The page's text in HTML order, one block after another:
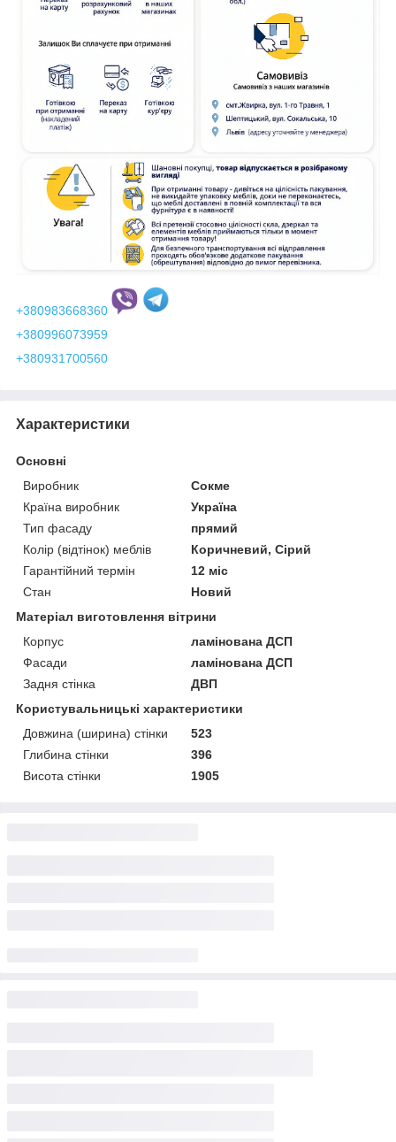
+380983668360
+380996073959
+380931700560
Характеристики
Основні
Виробник
Сокме
Країна виробник
Україна
Тип фасаду
прямий
Колір (відтінок) меблів
Коричневий, Сірий
Гарантійний термін
12 міс
Стан
Новий
Матеріал виготовлення вітрини
Корпус
ламінована ДСП
Фасади
ламінована ДСП
Задня стінка
ДВП
Користувальницькі характеристики
Довжина (ширина) стінки
523
Глибина стінки
396
Висота стінки
1905